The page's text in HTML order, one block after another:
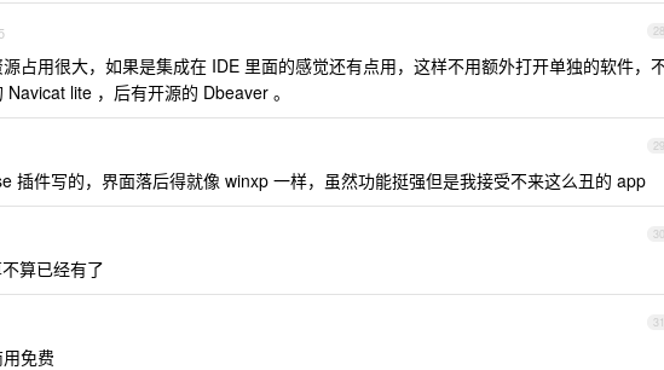
28
占用很大，如果是集成在 IDE 里面的感觉还有点用，这样不用额外打开单独的软件，
lite ，后有开源的 Dbeaver 。
29
插件写的，界面落后得就像 winxp 一样，虽然功能挺强但是我接受不来这么丑的 app
30
算已经有了
31
免费